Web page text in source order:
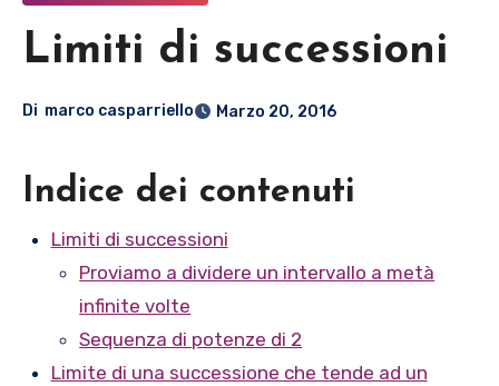
Limiti di successioni
Di marco casparriello Marzo 20, 2016
Indice dei contenuti
Limiti di successioni
Proviamo a dividere un intervallo a metà
infinite volte
Sequenza di potenze di 2
Limite di una successione che tende ad un